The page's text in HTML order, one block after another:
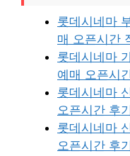
롯데시네마
매 오픈시간
롯데시네마
예매 오픈시
롯데시네마
오픈시간 후
롯데시네마
오픈시간 후